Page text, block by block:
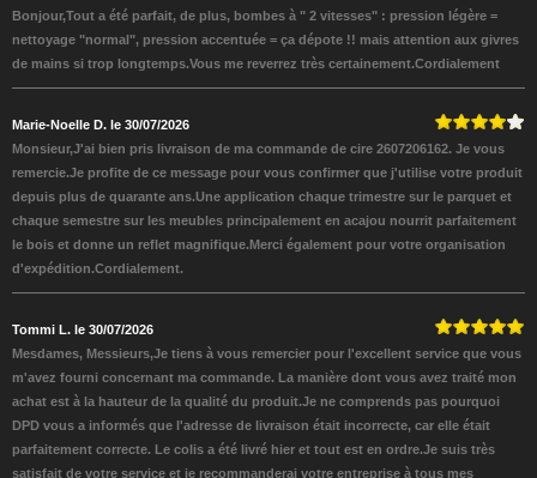
Bonjour,Tout a été parfait, de plus, bombes à " 2 vitesses" : pression légère =
nettoyage "normal", pression accentuée = ça dépote !! mais attention aux givres
de mains si trop longtemps.Vous me reverrez très certainement.Cordialement
Marie-Noelle D. le 30/07/2026
Monsieur,J'ai bien pris livraison de ma commande de cire 2607206162. Je vous
remercie.Je profite de ce message pour vous confirmer que j'utilise votre produit
depuis plus de quarante ans.Une application chaque trimestre sur le parquet et
chaque semestre sur les meubles principalement en acajou nourrit parfaitement
le bois et donne un reflet magnifique.Merci également pour votre organisation
d'expédition.Cordialement.
Tommi L. le 30/07/2026
Mesdames, Messieurs,Je tiens à vous remercier pour l'excellent service que vous
m'avez fourni concernant ma commande. La manière dont vous avez traité mon
achat est à la hauteur de la qualité du produit.Je ne comprends pas pourquoi
DPD vous a informés que l'adresse de livraison était incorrecte, car elle était
parfaitement correcte. Le colis a été livré hier et tout est en ordre.Je suis très
satisfait de votre service et je recommanderai votre entreprise à tous mes